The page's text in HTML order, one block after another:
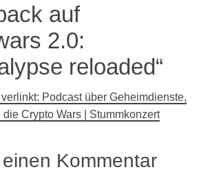
auf
2.0:
reloaded“
verlinkt: Podcast über Geheimdienste,
die Crypto Wars | Stummkonzert
Kommentar